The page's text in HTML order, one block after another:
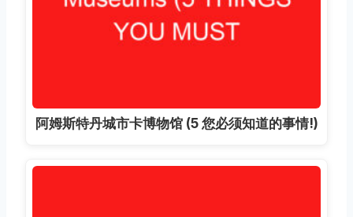
阿姆斯特丹城市卡博物馆 (5 您必须知道的事情!)